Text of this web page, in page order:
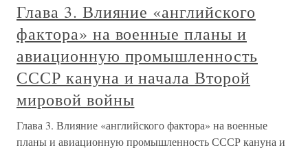
Глава 3. Влияние «английского
фактора» на военные планы и
авиационную промышленность
СССР кануна и начала Второй
мировой войны
Глава 3. Влияние «английского фактора» на военные
планы и авиационную промышленность СССР кануна и